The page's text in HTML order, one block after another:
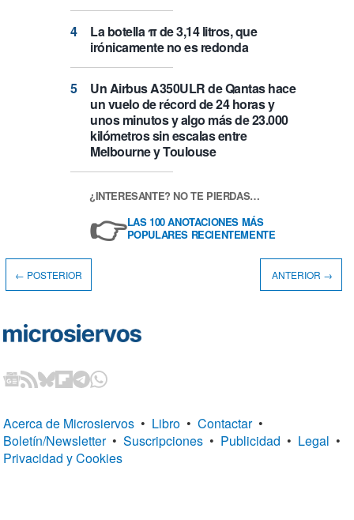
La botella π de 3,14 litros, que
irónicamente no es redonda
Un Airbus A350ULR de Qantas hace
un vuelo de récord de 24 horas y
unos minutos y algo más de 23.000
kilómetros sin escalas entre
Melbourne y Toulouse
¿INTERESANTE? NO TE PIERDAS…
👉LAS 100 ANOTACIONES MÁS
POPULARES RECIENTEMENTE
← POSTERIOR ANTERIOR →
Acerca de Microsiervos • Libro • Contactar •
Boletín/Newsletter • Suscripciones • Publicidad • Legal •
Privacidad y Cookies